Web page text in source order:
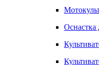
Оснастка